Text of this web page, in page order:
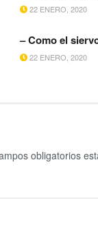
22 ENERO, 2020
– Como el
22 ENERO, 2020
obligatorios